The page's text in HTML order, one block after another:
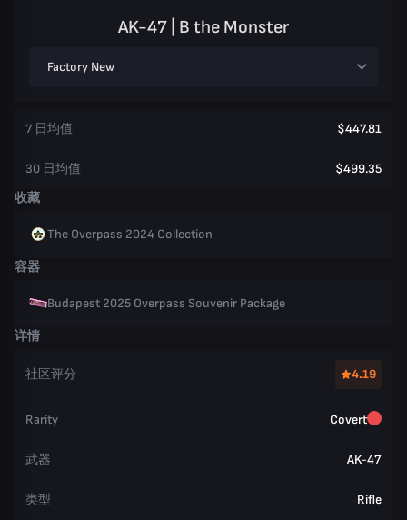
AK-47 | B the Monster
Factory New
7 日均值 $447.81
30 日均值
$499.35
收藏
The Overpass 2024 Collection
容器
Budapest 2025 Overpass Souvenir Package
详情
社区评分 4.19
Rarity Covert
武器 AK-47
类型 Rifle